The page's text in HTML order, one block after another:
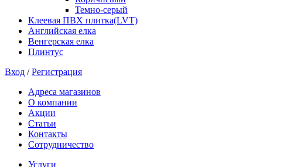
Темно-серый
Клеевая ПВХ плитка(LVT)
Английская елка
Венгерская елка
Плинтус
Вход /Регистрация
Адреса магазинов
О компании
Акции
Статьи
Контакты
Сотрудничество
Услуги